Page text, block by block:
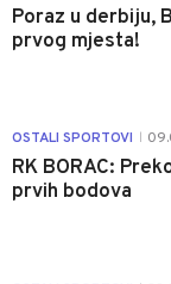
Poraz u derbiju,
prvog mjesta!
OSTALI SPORTOVI
RK BORAC:
prvih bodova